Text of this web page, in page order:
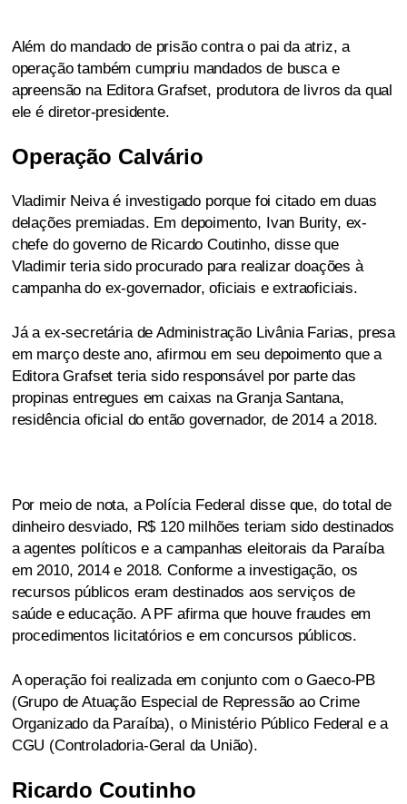
Além do mandado de prisão contra o pai da atriz, a
operação também cumpriu mandados de busca e
apreensão na Editora Grafset, produtora de livros da qual
ele é diretor-presidente.
Operação Calvário
Vladimir Neiva é investigado porque foi citado em duas
delações premiadas. Em depoimento, Ivan Burity, ex-
chefe do governo de Ricardo Coutinho, disse que
Vladimir teria sido procurado para realizar doações à
campanha do ex-governador, oficiais e extraoficiais.
Já a ex-secretária de Administração Livânia Farias, presa
em março deste ano, afirmou em seu depoimento que a
Editora Grafset teria sido responsável por parte das
propinas entregues em caixas na Granja Santana,
residência oficial do então governador, de 2014 a 2018.
Por meio de nota, a Polícia Federal disse que, do total de
dinheiro desviado, R$ 120 milhões teriam sido destinados
a agentes políticos e a campanhas eleitorais da Paraíba
em 2010, 2014 e 2018. Conforme a investigação, os
recursos públicos eram destinados aos serviços de
saúde e educação. A PF afirma que houve fraudes em
procedimentos licitatórios e em concursos públicos.
A operação foi realizada em conjunto com o Gaeco-PB
(Grupo de Atuação Especial de Repressão ao Crime
Organizado da Paraíba), o Ministério Público Federal e a
CGU (Controladoria-Geral da União).
Ricardo Coutinho